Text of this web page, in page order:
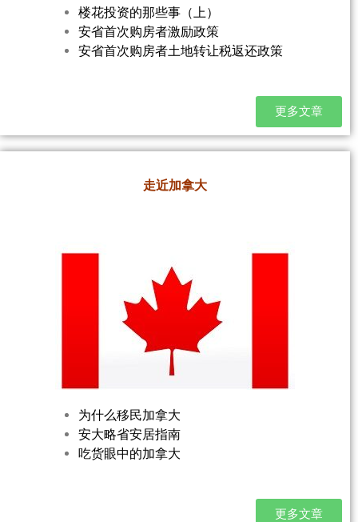
楼花投资的那些事（上）
安省首次购房者激励政策
安省首次购房者土地转让税返还政策
更多文章
走近加拿大
为什么移民加拿大
安大略省安居指南
吃货眼中的加拿大
更多文章